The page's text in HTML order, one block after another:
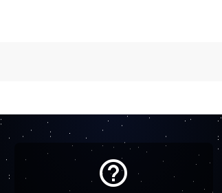
help_outline